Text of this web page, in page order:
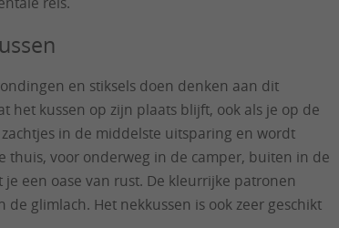
en stiksels doen denken aan dit
het kussen op zijn plaats blijft, ook als je op de
in de middelste uitsparing en wordt
voor onderweg in de camper, buiten in de
een oase van rust. De kleurrijke patronen
glimlach. Het nekkussen is ook zeer geschikt